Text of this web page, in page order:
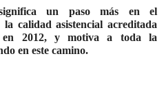
un paso más en el
calidad asistencial acreditada
en 2012, y motiva a toda la
en este camino.